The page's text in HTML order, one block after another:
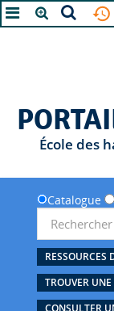
École des
Catalogue
RESSOURCES
TROUVER UNE
CONSULTER